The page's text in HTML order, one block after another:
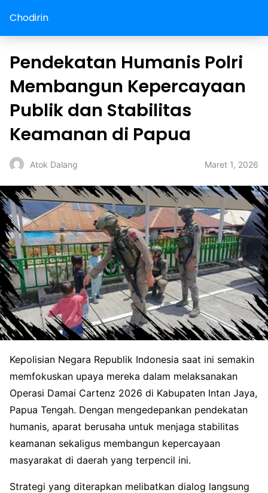
Chodirin
Pendekatan Humanis Polri
Membangun Kepercayaan
Publik dan Stabilitas
Keamanan di Papua
Atok Dalang Maret 1, 2026
Kepolisian Negara Republik Indonesia saat ini semakin
memfokuskan upaya mereka dalam melaksanakan
Operasi Damai Cartenz 2026 di Kabupaten Intan Jaya,
Papua Tengah. Dengan mengedepankan pendekatan
humanis, aparat berusaha untuk menjaga stabilitas
keamanan sekaligus membangun kepercayaan
masyarakat di daerah yang terpencil ini.
Strategi yang diterapkan melibatkan dialog langsung